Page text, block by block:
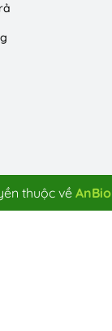
thuộc về AnBio